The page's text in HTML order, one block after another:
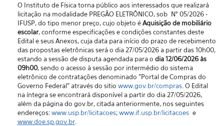
O Instituto de Física torna público aos interessados que realizará
licitação na modalidade PREGÃO ELETRÔNICO, sob N° 05/2026 -
IFUSP, do tipo menor preço, cujo objeto éAquisição de mobiliário
escolar, conforme especificações e condições constantes deste
Edital e seus Anexos, cuja data para início do prazo de recebimento
das propostas eletrônicas será o dia 27/05/2026 a partir das 10h00,
estando a sessão de disputa agendada para o dia 12/06/2026 às
09h00, sendo o acesso à sessão por intermédio do sistema
eletrônico de contratações denominado "Portal de Compras do
Governo Federal” através do sitio www.gov.br/compras. O Edital
na íntegra se encontrará disponível a partir do dia 27/05/2026,
além da página do gov.br, citada anteriormente, nos seguintes
endereços:www.usp.br/licitacoes;www.if.usp.br/licitacoese
www.doe.sp.gov.br.